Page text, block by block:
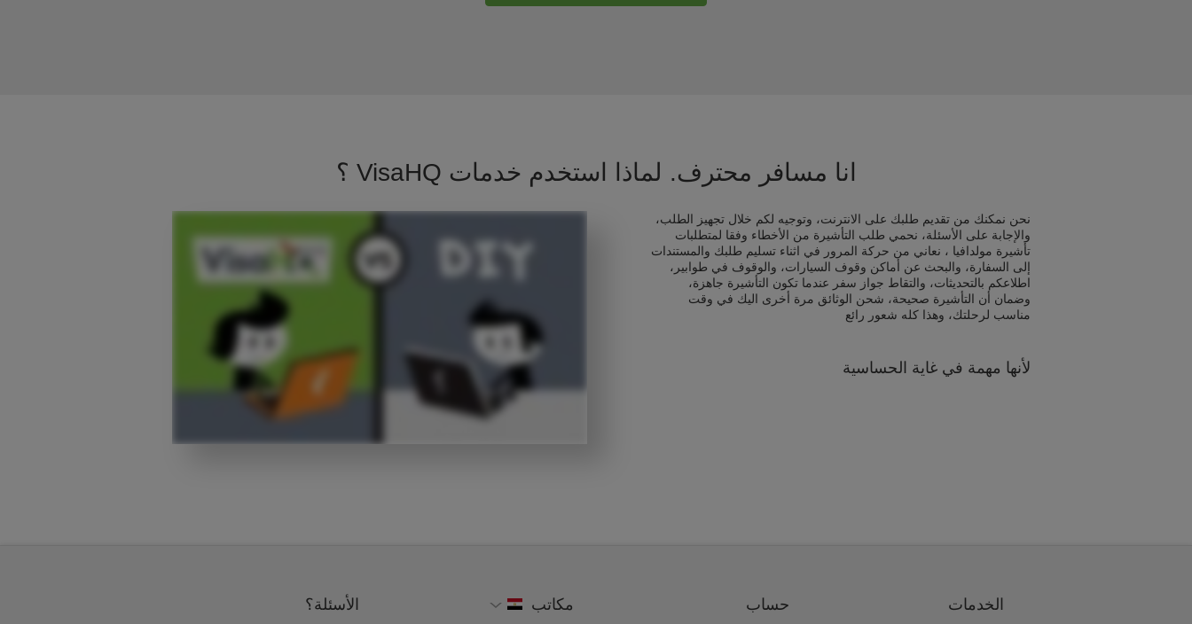
انا مسافر محترف. لماذا استخدم خدمات VisaHQ ؟
نحن نمكنك من تقديم طلبك على الانترنت، وتوجيه لكم خلال تجهيز الطلب،
والإجابة على الأسئلة، نحمي طلب التأشيرة من الأخطاء وفقا لمتطلبات
تأشيرة مولدافيا ، نعاني من حركة المرور في اثناء تسليم طلبك والمستندات
إلى السفارة، والبحث عن أماكن وقوف السيارات، والوقوف في طوابير،
اطلاعكم بالتحديثات، والتقاط جواز سفر عندما تكون التأشيرة جاهزة،
وضمان أن التأشيرة صحيحة، شحن الوثائق مرة أخرى اليك في وقت
مناسب لرحلتك، وهذا كله شعور رائع
لأنها مهمة في غاية الحساسية
الخدمات حساب مكاتب الأسئلة؟